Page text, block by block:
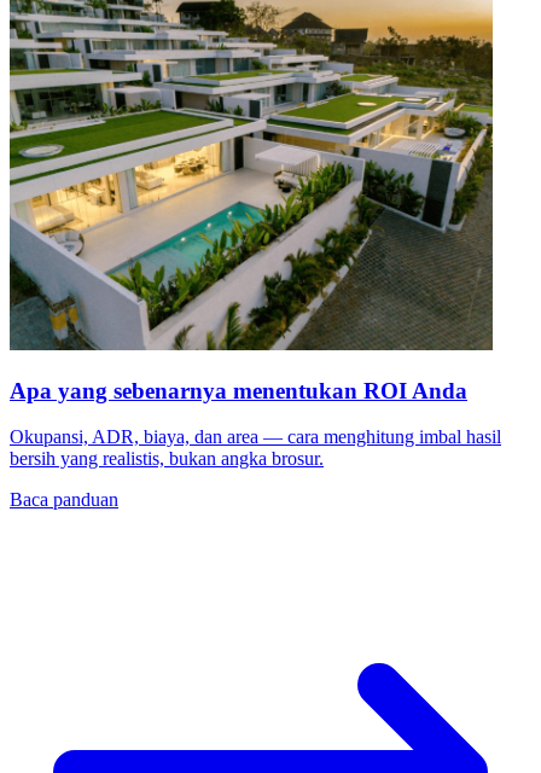
Apa yang sebenarnya menentukan ROI Anda
Okupansi, ADR, biaya, dan area — cara menghitung imbal hasil
bersih yang realistis, bukan angka brosur.
Baca panduan